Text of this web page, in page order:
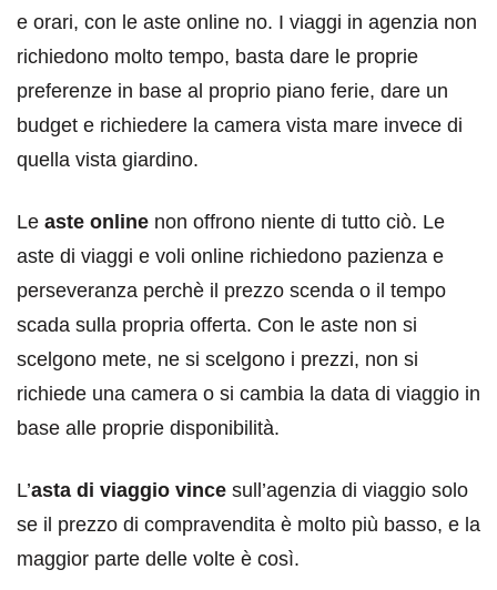
e orari, con le aste online no. I viaggi in agenzia non
richiedono molto tempo, basta dare le proprie
preferenze in base al proprio piano ferie, dare un
budget e richiedere la camera vista mare invece di
quella vista giardino.
Le aste online non offrono niente di tutto ciò. Le
aste di viaggi e voli online richiedono pazienza e
perseveranza perchè il prezzo scenda o il tempo
scada sulla propria offerta. Con le aste non si
scelgono mete, ne si scelgono i prezzi, non si
richiede una camera o si cambia la data di viaggio in
base alle proprie disponibilità.
L’asta di viaggio vince sull’agenzia di viaggio solo
se il prezzo di compravendita è molto più basso, e la
maggior parte delle volte è così.